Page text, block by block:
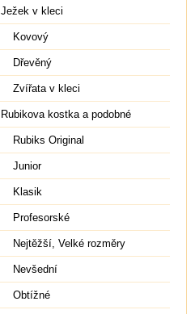
Ježek v kleci
Kovový
Dřevěný
Zvířata v kleci
Rubikova kostka a podobné
Rubiks Original
Junior
Klasik
Profesorské
Nejtěžší, Velké rozměry
Nevšední
Obtížné